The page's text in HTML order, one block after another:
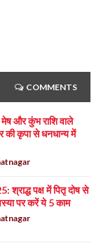
COMMENTS
और कुंभ राशि वाले
की कृपा से धनधान्य में
पक्ष में पितृ दोष से
पर करें ये 5 काम